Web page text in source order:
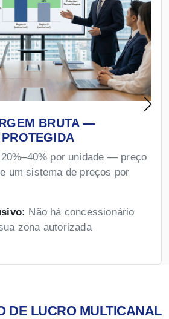
BRUTA —
20%–40% por unidade — preço
um sistema de preços por
Não há concessionário
zona autorizada
DE LUCRO MULTICANAL